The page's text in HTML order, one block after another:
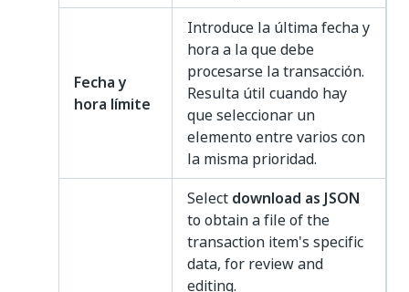
Fecha y
hora límite
Introduce la última fecha y
hora a la que debe
procesarse la transacción.
Resulta útil cuando hay
que seleccionar un
elemento entre varios con
la misma prioridad.
Select download as JSON
to obtain a file of the
transaction item's specific
data, for review and
editing.